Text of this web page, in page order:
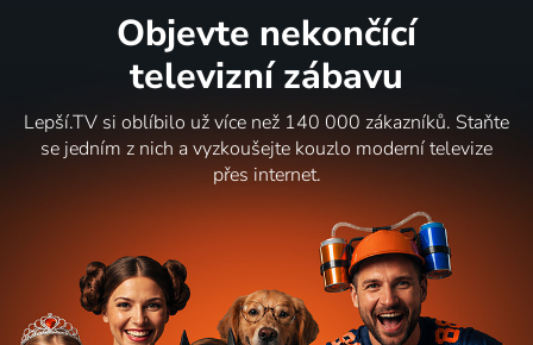
Objevte nekončící
televizní zábavu
Lepší.TV si oblíbilo už více než 140 000 zákazníků. Staňte
se jedním z nich a vyzkoušejte kouzlo moderní televize
přes internet.